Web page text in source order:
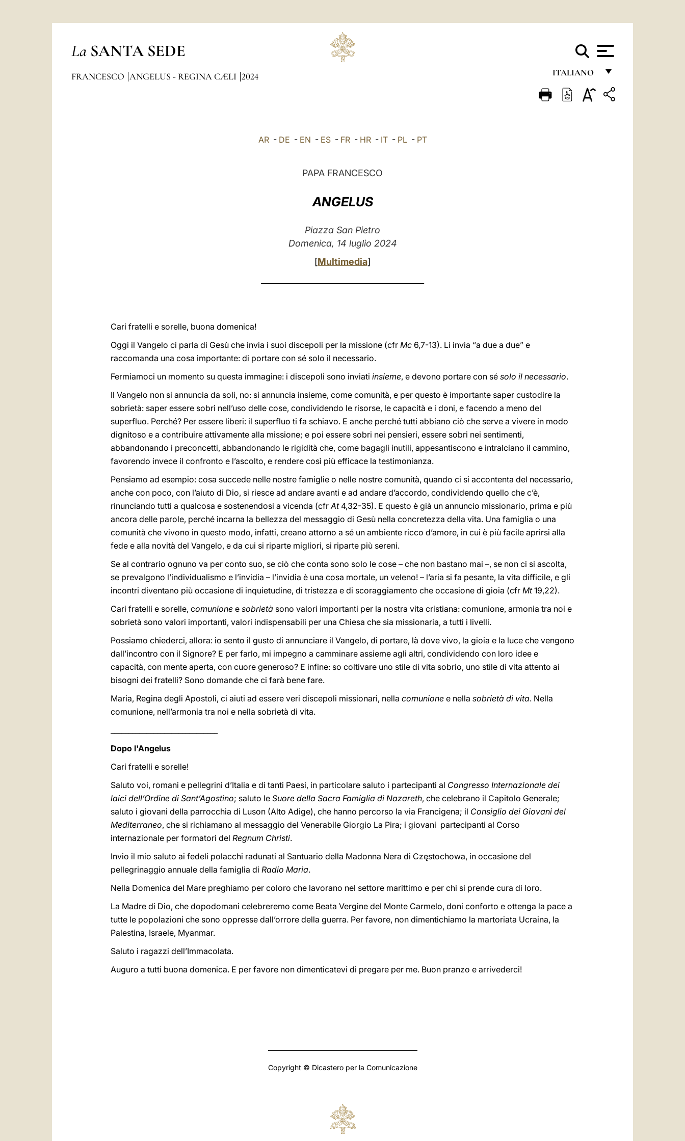
La SANTA SEDE
ITALIANO
FRANÇAIS
FRANCESCO ANGELUS - REGINA CÆLI 2024
AR- DE - EN - ES- FR- HR- IT- PL- PT
PAPA FRANCESCO
ANGELUS
Piazza San Pietro
Domenica, 14 luglio 2024
[Multimedia]
Cari fratelli e sorelle, buona domenica!
Oggi il Vangelo ci parla di Gesù che invia i suoi discepoli per la missione (cfr Mc 6,7-13). Li invia “a due a due” e
raccomanda una cosa importante: di portare con sé solo il necessario.
Fermiamoci un momento su questa immagine: i discepoli sono inviati insieme, e devono portare con sé solo il necessario.
Il Vangelo non si annuncia da soli, no: si annuncia insieme, come comunità, e per questo è importante saper custodire la
sobrietà: saper essere sobri nell’uso delle cose, condividendo le risorse, le capacità e i doni, e facendo a meno del
superfluo. Perché? Per essere liberi: il superfluo ti fa schiavo. E anche perché tutti abbiano ciò che serve a vivere in modo
dignitoso e a contribuire attivamente alla missione; e poi essere sobri nei pensieri, essere sobri nei sentimenti,
abbandonando i preconcetti, abbandonando le rigidità che, come bagagli inutili, appesantiscono e intralciano il cammino,
favorendo invece il confronto e l’ascolto, e rendere così più efficace la testimonianza.
Pensiamo ad esempio: cosa succede nelle nostre famiglie o nelle nostre comunità, quando ci si accontenta del necessario,
anche con poco, con l’aiuto di Dio, si riesce ad andare avanti e ad andare d’accordo, condividendo quello che c’è,
rinunciando tutti a qualcosa e sostenendosi a vicenda (cfrAt4,32-35). E questo è già un annuncio missionario, prima e più
ancora delle parole, perché incarna la bellezza del messaggio di Gesù nella concretezza della vita. Una famiglia o una
comunità che vivono in questo modo, infatti, creano attorno a sé un ambiente ricco d’amore, in cui è più facile aprirsi alla
fede e alla novità del Vangelo, e da cui si riparte migliori, si riparte più sereni.
Se al contrario ognuno va per conto suo, se ciò che conta sono solo le cose – che non bastano mai –, se non ci si ascolta,
se prevalgono l’individualismo e l’invidia – l’invidia è una cosa mortale, un veleno! – l’aria si fa pesante, la vita difficile, e gli
incontri diventano più occasione di inquietudine, di tristezza e di scoraggiamento che occasione di gioia (cfr Mt19,22).
Cari fratelli e sorelle, comunione e sobrietà sono valori importanti per la nostra vita cristiana: comunione, armonia tra noi e
sobrietà sono valori importanti, valori indispensabili per una Chiesa che sia missionaria, a tutti i livelli.
Possiamo chiederci, allora: io sento il gusto di annunciare il Vangelo, di portare, là dove vivo, la gioia e la luce che vengono
dall’incontro con il Signore? E per farlo, mi impegno a camminare assieme agli altri, condividendo con loro idee e
capacità, con mente aperta, con cuore generoso? E infine: so coltivare uno stile di vita sobrio, uno stile di vita attento ai
bisogni dei fratelli? Sono domande che ci farà bene fare.
Maria, Regina degli Apostoli, ci aiuti ad essere veri discepoli missionari, nella comunione e nella sobrietà di vita. Nella
comunione, nell’armonia tra noi e nella sobrietà di vita.
Dopo l'Angelus
Cari fratelli e sorelle!
Saluto voi, romani e pellegrini d’Italia e di tanti Paesi, in particolare saluto i partecipanti al Congresso Internazionale dei
laici dell’Ordine di Sant’Agostino; saluto le Suore della Sacra Famiglia di Nazareth, che celebrano il Capitolo Generale;
saluto i giovani della parrocchia di Luson (Alto Adige), che hanno percorso la via Francigena; il Consiglio dei Giovani del
Mediterraneo, che si richiamano al messaggio del Venerabile Giorgio La Pira; i giovani partecipanti al Corso
internazionale per formatori del Regnum Christi.
Invio il mio saluto ai fedeli polacchi radunati al Santuario della Madonna Nera di Częstochowa, in occasione del
pellegrinaggio annuale della famiglia di Radio Maria.
Nella Domenica del Mare preghiamo per coloro che lavorano nel settore marittimo e per chi si prende cura di loro.
La Madre di Dio, che dopodomani celebreremo come Beata Vergine del Monte Carmelo, doni conforto e ottenga la pace a
tutte le popolazioni che sono oppresse dall’orrore della guerra. Per favore, non dimentichiamo la martoriata Ucraina, la
Palestina, Israele, Myanmar.
Saluto i ragazzi dell’Immacolata.
Auguro a tutti buona domenica. E per favore non dimenticatevi di pregare per me. Buon pranzo e arrivederci!
Copyright © Dicastero per la Comunicazione